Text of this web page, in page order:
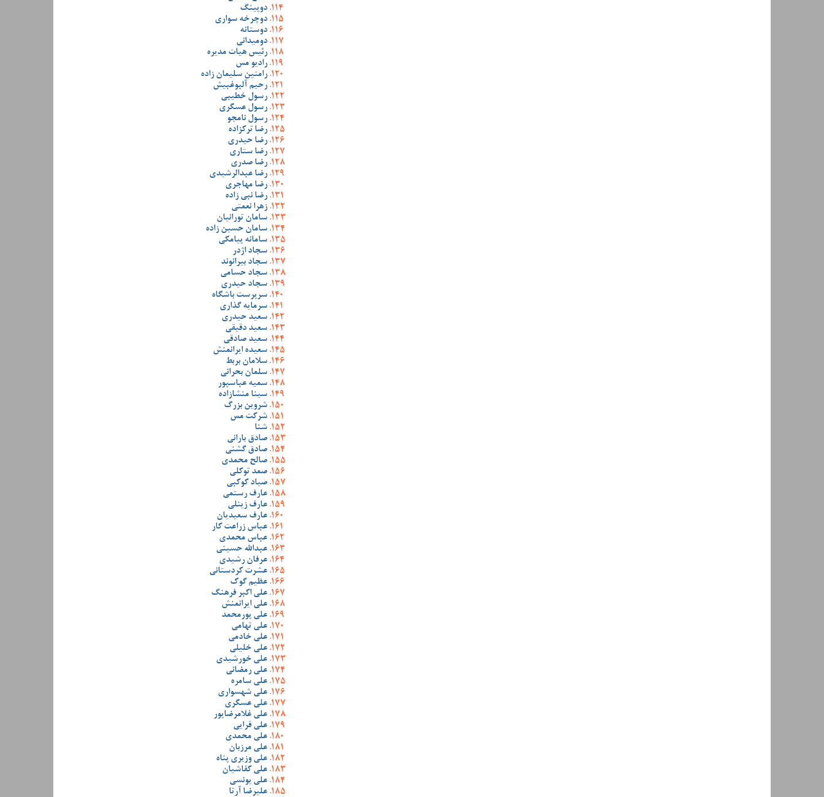
دوپینگ
دوچرخه سواری
دوستانه
دومیدانی
رئیس هیات مدیره
رادیو مس
رامتین سلیمان زاده
رحیم آلبوغبیش
رسول خطیبی
رسول عسگری
رسول نامجو
رضا ترکزاده
رضا حیدری
رضا ستاری
رضا صدری
رضا عبدالرشیدی
رضا مهاجری
رضا نبی زاده
زهرا نعمتی
سامان تورانیان
سامان حسین زاده
سامانه پیامکی
سجاد اژدر
سجاد بیرانوند
سجاد حسامی
سجاد حیدری
سرپرست باشگاه
سرمایه گذاری
سعید حیدری
سعید دقیقی
سعید صادقی
سعیده ایرانمنش
سلامان بربط
سلمان بحرانی
سمیه عباسپور
سینا منشازاده
شروین بزرگ
شرکت مس
شنا
صادق بارانی
صادق گشنی
صالح محمدی
صمد توکلی
صیاد کوکبی
عارف رستمی
عارف زینلی
عارف سعیدیان
عباس زراعت کار
عباس محمدی
عبدالله حسینی
عرفان رشیدی
عشرت کردستانی
عظیم گوک
علی اکبر فرهنگ
علی ایرانمنش
علی پورمحمد
علی تهامی
علی خادمی
علی خلیلی
علی خورشیدی
علی رمضانی
علی سامره
علی شهسواری
علی عسگری
علی غلامرضاپور
علی قرایی
علی محمدی
علی مرزبان
علی وزیری پناه
علی کفاشیان
علی یونسی
علیرضا آرتا